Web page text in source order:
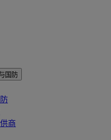
国防
商